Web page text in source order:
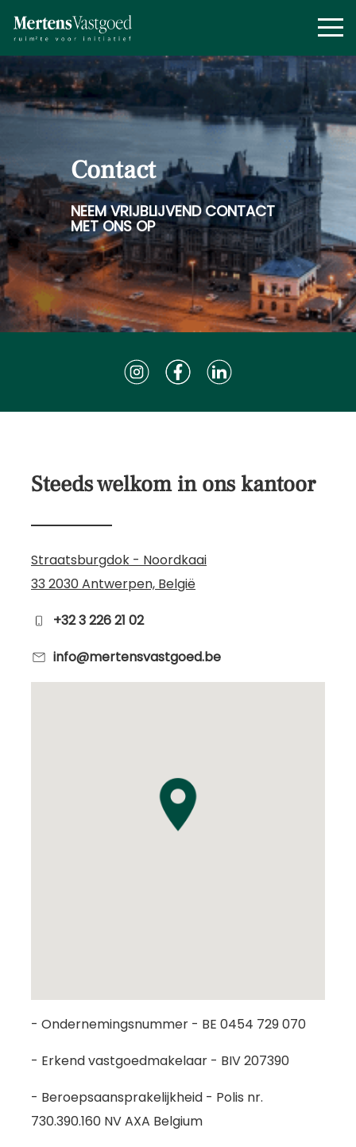
Contact
NEEM VRIJBLIJVEND CONTACT
MET ONS OP
Steeds welkom in ons kantoor
Straatsburgdok - Noordkaai
33 2030 Antwerpen, België
+32 3 226 21 02
info@mertensvastgoed.be
- Ondernemingsnummer - BE 0454 729 070
- Erkend vastgoedmakelaar - BIV 207390
- Beroepsaansprakelijkheid - Polis nr.
730.390.160 NV AXA Belgium